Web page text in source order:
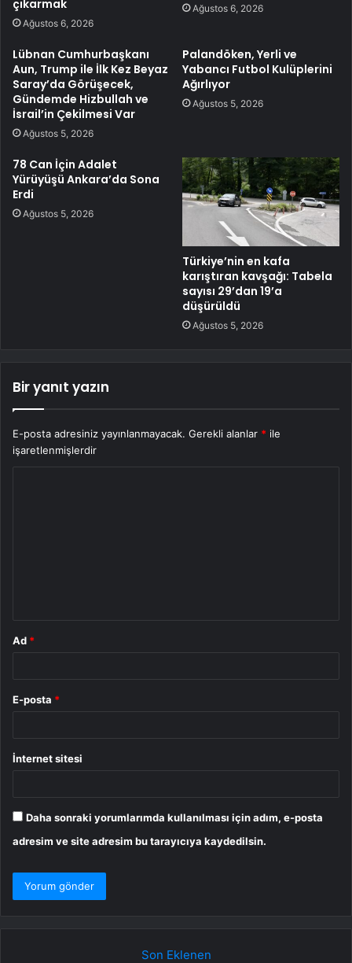
çıkarmak
Ağustos 6, 2026
Ağustos 6, 2026
Lübnan Cumhurbaşkanı
Aun, Trump ile İlk Kez Beyaz
Saray’da Görüşecek,
Gündemde Hizbullah ve
İsrail’in Çekilmesi Var
Ağustos 5, 2026
Palandöken, Yerli ve
Yabancı Futbol Kulüplerini
Ağırlıyor
Ağustos 5, 2026
78 Can İçin Adalet
Yürüyüşü Ankara’da Sona
Erdi
Ağustos 5, 2026
Türkiye’nin en kafa
karıştıran kavşağı: Tabela
sayısı 29’dan 19’a
düşürüldü
Ağustos 5, 2026
Bir yanıt yazın
E-posta adresiniz yayınlanmayacak. Gerekli alanlar * ile
işaretlenmişlerdir
Ad *
E-posta *
İnternet sitesi
Daha sonraki yorumlarımda kullanılması için adım, e-posta
adresim ve site adresim bu tarayıcıya kaydedilsin.
Son Eklenen